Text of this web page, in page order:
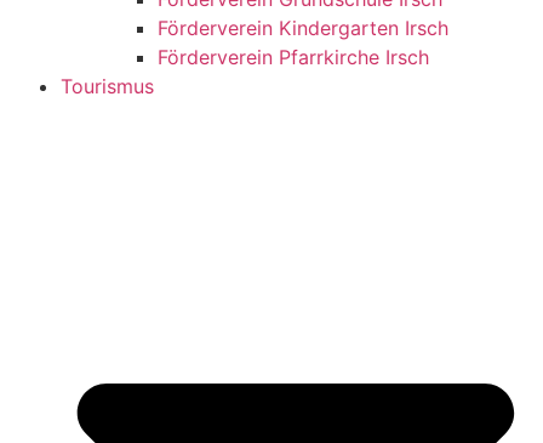
Förderverein Kindergarten Irsch
Förderverein Pfarrkirche Irsch
Tourismus